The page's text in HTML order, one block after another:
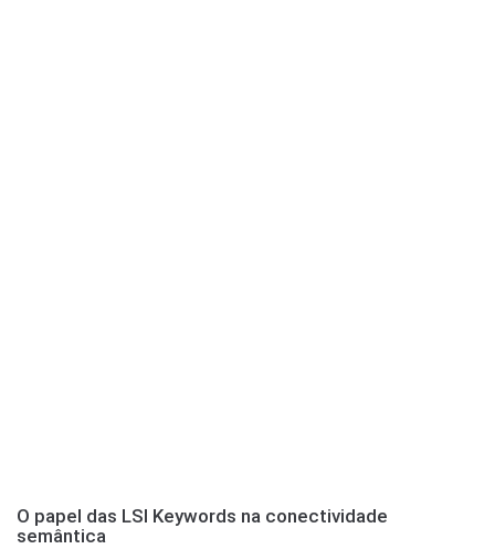
O papel das LSI Keywords na conectividade
semântica